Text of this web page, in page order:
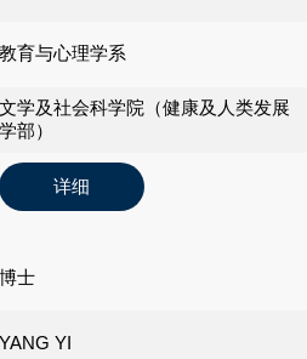
教育与心理学系
文学及社会科学院（健康及人类发展
学部）
详细
博士
YANG YI